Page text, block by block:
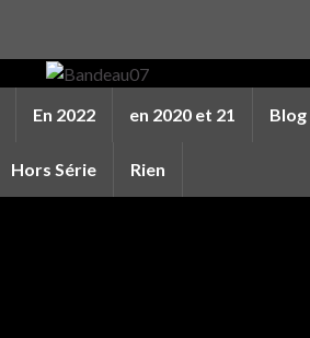
En 2022 en 2020 et 21 Blog
Hors Série Rien